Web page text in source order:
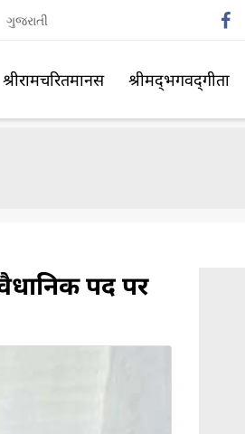
ગુજરાતી
श्रीरामचरितमानस श्रीमद्‍भगवद्‍गीता
पद पर